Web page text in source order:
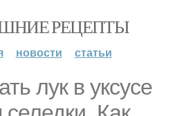
РЕЦЕПТЫ
новости статьи
лук в уксусе